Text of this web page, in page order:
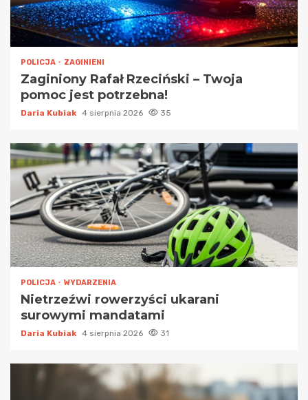
POLICJA ZAGINIENI
Zaginiony Rafał Rzeciński – Twoja
pomoc jest potrzebna!
Daria Kubiak 4 sierpnia 2026 35
POLICJA WYDARZENIA
Nietrzeźwi rowerzyści ukarani
surowymi mandatami
Daria Kubiak 4 sierpnia 2026 31